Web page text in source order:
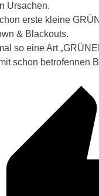
Ursachen.
erste kleine
& Blackouts.
so eine Art
schon betrofennen